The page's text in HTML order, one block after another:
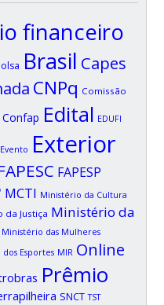
financeiro
Brasil Capes
CNPq Comissão
Confap Edital EDUFI
Evento Exterior
FAPESP
MCTI Ministério da Cultura
da Justiça Ministério da
Ministério das Mulheres
Esportes MIR Online
Prêmio
SNCT TST